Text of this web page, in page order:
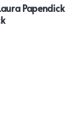
Papendick